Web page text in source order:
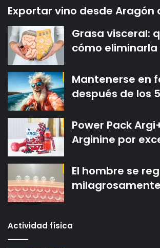
Exportar vino desde Aragón
Grasa visceral:
cómo eliminarla
Mantenerse en
después de los
Power Pack
Arginine por
El hombre se
milagrosamente
Actividad física